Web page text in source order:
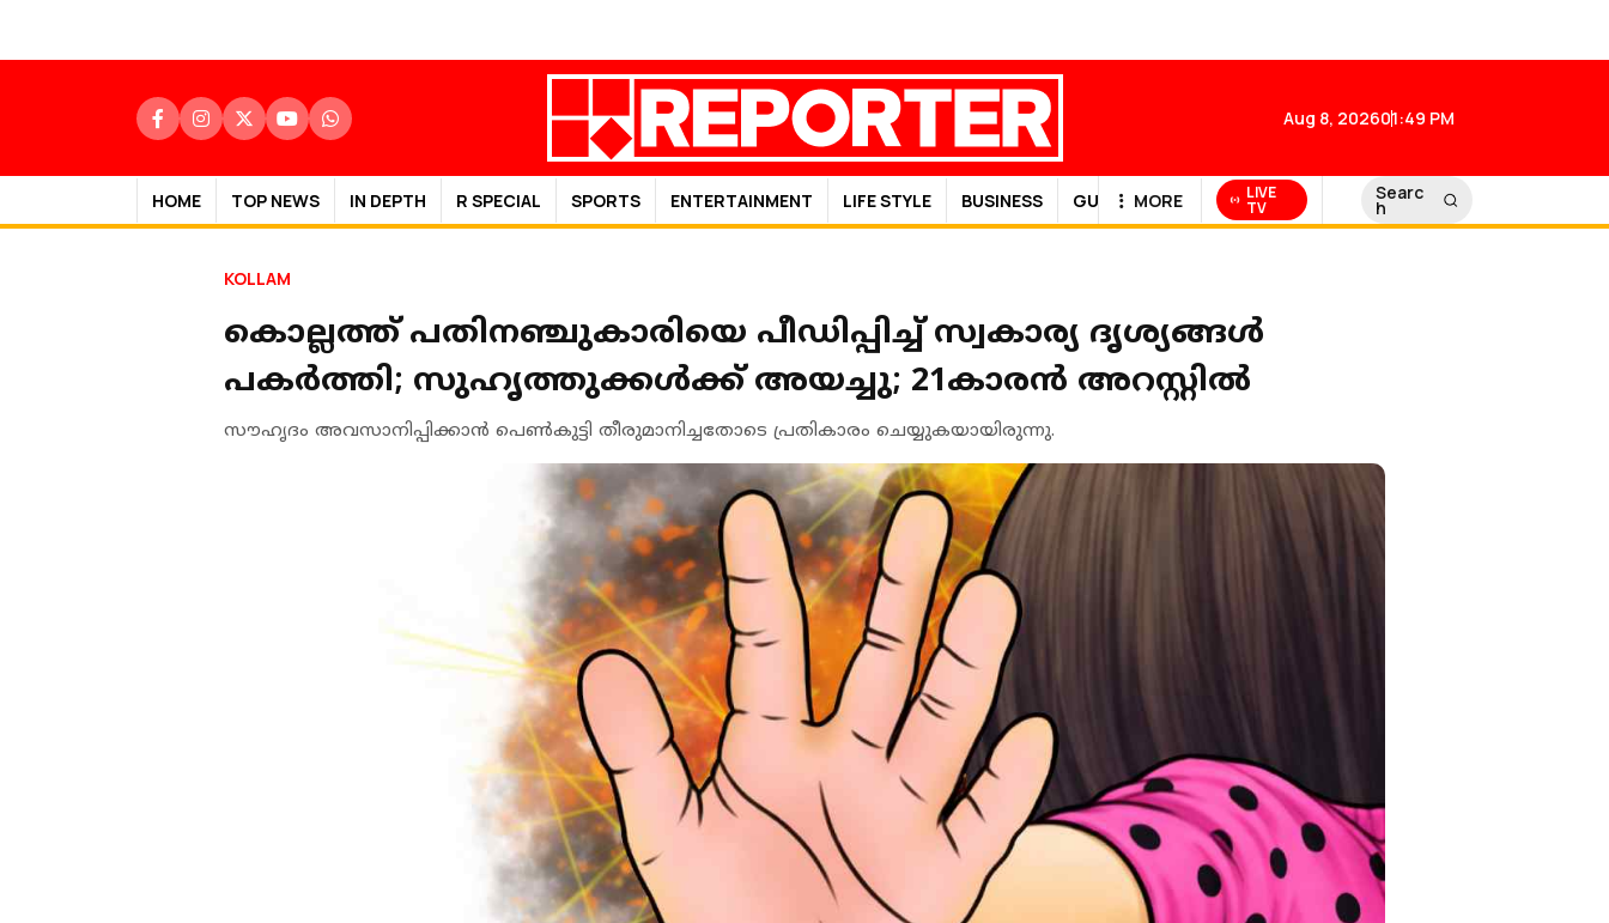
Aug 8, 202601:49 PM
HOME TOP NEWS IN DEPTH R SPECIAL SPORTS ENTERTAINMENT LIFE STYLE BUSINESS GULF NEWS
MORE LIVE
TV
Searc
h
KOLLAM
കൊല്ലത്ത് പതിനഞ്ചുകാരിയെ പീഡിപ്പിച്ച് സ്വകാര്യ ദൃശ്യങ്ങൾ
പകർത്തി; സുഹൃത്തുക്കൾക്ക് അയച്ചു; 21കാരൻ അറസ്റ്റിൽ
സൗഹൃദം അവസാനിപ്പിക്കാന്‍ പെണ്‍കുട്ടി തീരുമാനിച്ചതോടെ പ്രതികാരം ചെയ്യുകയായിരുന്നു.